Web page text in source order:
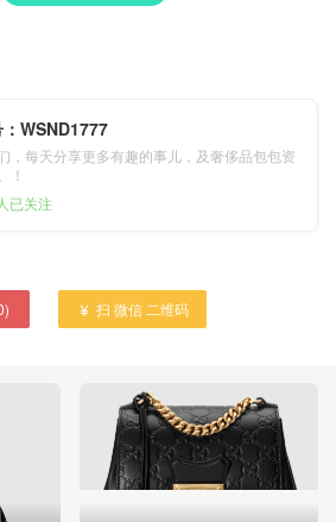
WSND1777
，每天分享更多有趣的事儿，及奢侈品包包资
！
已关注
)  扫 微信 二维码